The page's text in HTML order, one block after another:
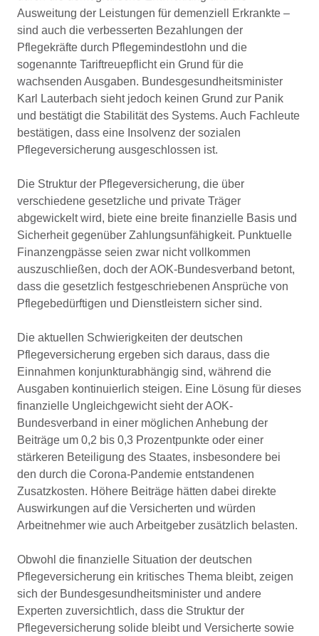
Ausweitung der Leistungen für demenziell Erkrankte –
sind auch die verbesserten Bezahlungen der
Pflegekräfte durch Pflegemindestlohn und die
sogenannte Tariftreuepflicht ein Grund für die
wachsenden Ausgaben. Bundesgesundheitsminister
Karl Lauterbach sieht jedoch keinen Grund zur Panik
und bestätigt die Stabilität des Systems. Auch Fachleute
bestätigen, dass eine Insolvenz der sozialen
Pflegeversicherung ausgeschlossen ist.
Die Struktur der Pflegeversicherung, die über
verschiedene gesetzliche und private Träger
abgewickelt wird, biete eine breite finanzielle Basis und
Sicherheit gegenüber Zahlungsunfähigkeit. Punktuelle
Finanzengpässe seien zwar nicht vollkommen
auszuschließen, doch der AOK-Bundesverband betont,
dass die gesetzlich festgeschriebenen Ansprüche von
Pflegebedürftigen und Dienstleistern sicher sind.
Die aktuellen Schwierigkeiten der deutschen
Pflegeversicherung ergeben sich daraus, dass die
Einnahmen konjunkturabhängig sind, während die
Ausgaben kontinuierlich steigen. Eine Lösung für dieses
finanzielle Ungleichgewicht sieht der AOK-
Bundesverband in einer möglichen Anhebung der
Beiträge um 0,2 bis 0,3 Prozentpunkte oder einer
stärkeren Beteiligung des Staates, insbesondere bei
den durch die Corona-Pandemie entstandenen
Zusatzkosten. Höhere Beiträge hätten dabei direkte
Auswirkungen auf die Versicherten und würden
Arbeitnehmer wie auch Arbeitgeber zusätzlich belasten.
Obwohl die finanzielle Situation der deutschen
Pflegeversicherung ein kritisches Thema bleibt, zeigen
sich der Bundesgesundheitsminister und andere
Experten zuversichtlich, dass die Struktur der
Pflegeversicherung solide bleibt und Versicherte sowie